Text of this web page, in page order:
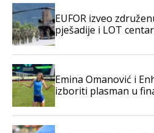
EUFOR izveo
pješadije i LOT
Emina Omanović i
izboriti plasman u